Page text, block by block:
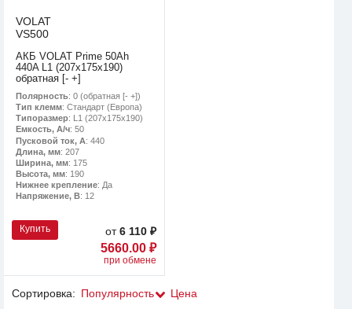
VOLAT
VS500
АКБ VOLAT Prime 50Ah
440A L1 (207x175x190)
обратная [- +]
Полярность: 0 (обратная [- +])
Тип клемм: Стандарт (Европа)
Типоразмер: L1 (207x175x190)
Емкость, А/ч: 50
Пусковой ток, А: 440
Длина, мм: 207
Ширина, мм: 175
Высота, мм: 190
Нижнее крепление: Да
Напряжение, В: 12
Купить от6 110 ₽
5660.00 ₽
при обмене
Сортировка: Популярность Цена